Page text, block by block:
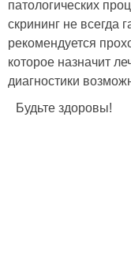
патологических
скрининг не всегда
рекомендуется
которое назначит
диагностики
Будьте здоровы!